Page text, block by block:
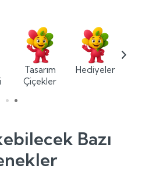
Tasarım
Çiçekler
Hediyeler
Bazı